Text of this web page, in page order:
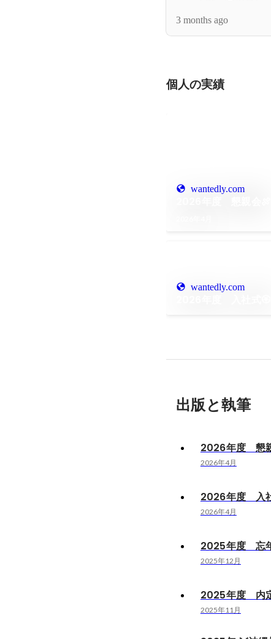
3 months ago
個人の実績
wantedly.com
wantedly.com
出版と執筆
2026年度 懇
2026年4月
2026年度 入
2026年4月
2025年度 忘
2025年12月
2025年度 内
2025年11月